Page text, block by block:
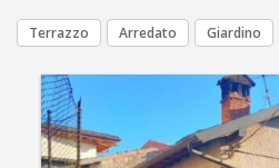
Terrazzo Arredato Giardino